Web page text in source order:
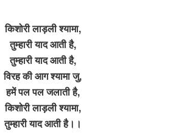
किशोरी लाड़ली श्यामा,
तुम्हारी याद आती है,
तुम्हारी याद आती है,
विरह की आग श्यामा जु,
हमें पल पल जलाती है,
किशोरी लाड़ली श्यामा,
तुम्हारी याद आती है।।